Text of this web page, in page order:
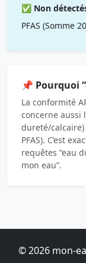
✅ Non
PFAS (Somme
📌 Pourquoi
La conformité
concerne aussi
dureté/
PFAS). C’est
requêtes “eau
mon eau”.
© 2026 mon-